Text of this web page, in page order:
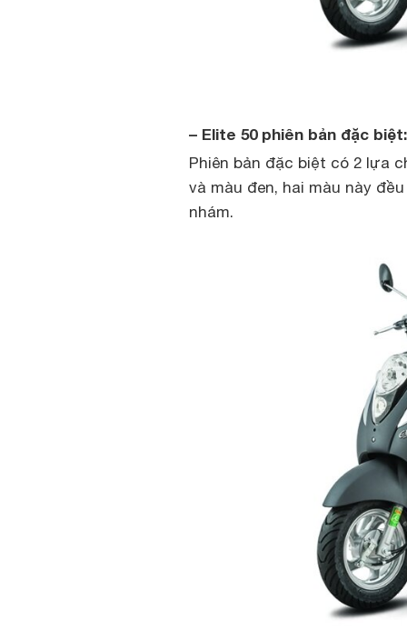
– Elite 50 phiên bản đặc
Phiên bản đặc biệt có 2 lựa
và màu đen, hai màu này
nhám.